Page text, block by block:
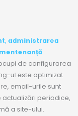
, administrarea
mentenanță
de configurarea
ul este optimizat
email-urile sunt
periodice,
a site-ului.